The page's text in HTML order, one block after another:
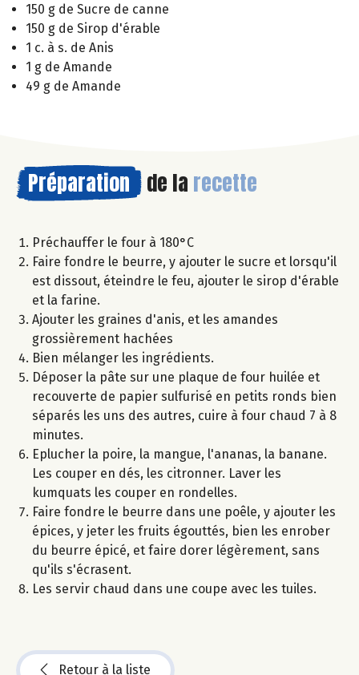
150 g de Sucre de canne
150 g de Sirop d'érable
1 c. à s. de Anis
1 g de Amande
49 g de Amande
Préparation de la recette
Préchauffer le four à 180°C
Faire fondre le beurre, y ajouter le sucre et lorsqu'il
est dissout, éteindre le feu, ajouter le sirop d'érable
et la farine.
Ajouter les graines d'anis, et les amandes
grossièrement hachées
Bien mélanger les ingrédients.
Déposer la pâte sur une plaque de four huilée et
recouverte de papier sulfurisé en petits ronds bien
séparés les uns des autres, cuire à four chaud 7 à 8
minutes.
Eplucher la poire, la mangue, l'ananas, la banane.
Les couper en dés, les citronner. Laver les
kumquats les couper en rondelles.
Faire fondre le beurre dans une poêle, y ajouter les
épices, y jeter les fruits égouttés, bien les enrober
du beurre épicé, et faire dorer légèrement, sans
qu'ils s'écrasent.
Les servir chaud dans une coupe avec les tuiles.
Retour à la liste